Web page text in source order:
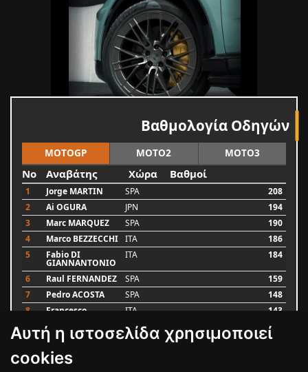
Αυτή η ιστοσελίδα χρησιμοποιεί
cookies
Βαθμολογία Οδηγών
MOTOGP MOTO2 MOTO3
No Αναβάτης Χώρα Βαθμοί
1 Jorge MARTIN SPA
208
2
Ai OGURA JPN
194
3
Marc MARQUEZ SPA
190
4
Marco BEZZECCHI ITA
186
5
Fabio DI
GIANNANTONIO
ITA 184
6 Raul FERNANDEZ SPA
159
7
Pedro ACOSTA SPA
148
8
Francesco ITA 143
9 Alex MARQUEZ SPA
Luca MARINI